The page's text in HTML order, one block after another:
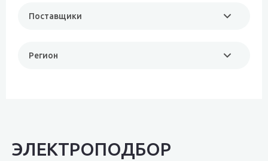
Поставщики
Регион
ЭЛЕКТРОПОДБОР